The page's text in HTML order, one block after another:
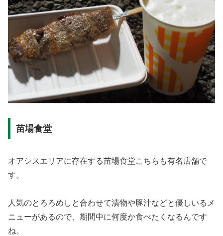
苗場食堂
オアシスエリアに存在する苗場食堂こちらも有名店舗で
す。
人気のとろろめしと合わせて漬物や豚汁などと優しいるメ
ニューがあるので、期間中に何度か食べたくなるんです
ね。